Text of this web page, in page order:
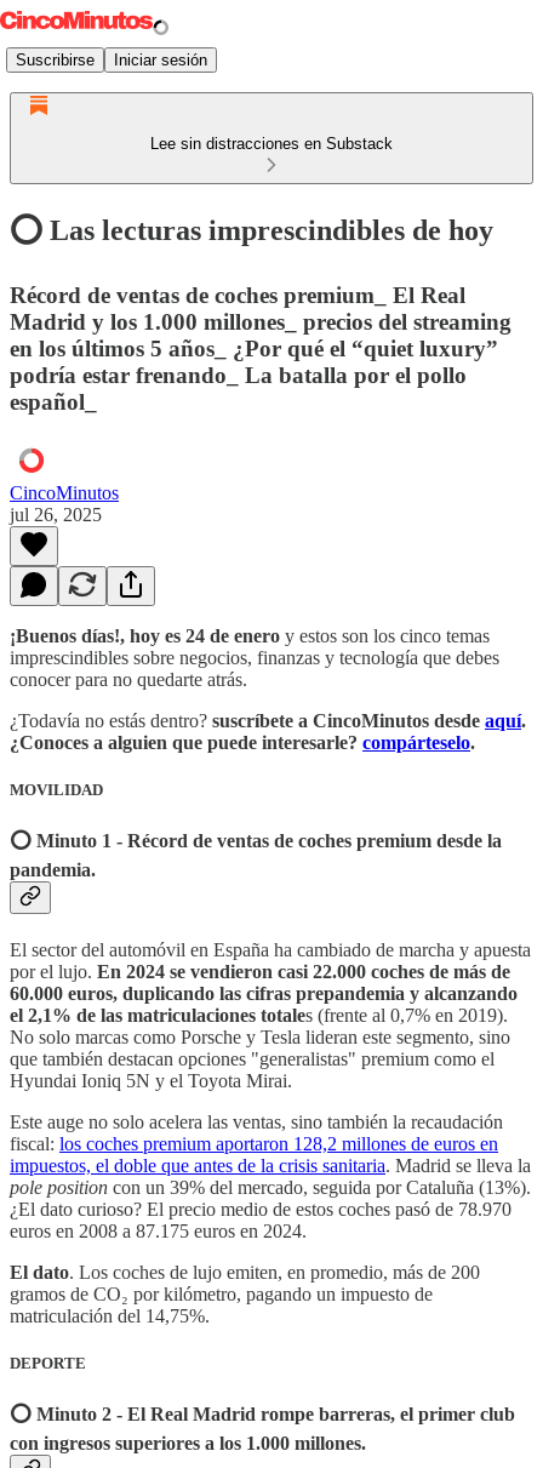
Suscribirse Iniciar sesión
Lee sin distracciones en Substack
⭕️ Las lecturas imprescindibles de hoy
Récord de ventas de coches premium_ El Real
Madrid y los 1.000 millones_ precios del streaming
en los últimos 5 años_ ¿Por qué el “quiet luxury”
podría estar frenando_ La batalla por el pollo
español_
CincoMinutos
jul 26, 2025
¡Buenos días!, hoy es 24 de enero y estos son los cinco temas
imprescindibles sobre negocios, finanzas y tecnología que debes
conocer para no quedarte atrás.
¿Todavía no estás dentro? suscríbete a CincoMinutos desde aquí.
¿Conoces a alguien que puede interesarle? compárteselo.
MOVILIDAD
⭕️ Minuto 1 - Récord de ventas de coches premium desde la
pandemia.
El sector del automóvil en España ha cambiado de marcha y apuesta
por el lujo. En 2024 se vendieron casi 22.000 coches de más de
60.000 euros, duplicando las cifras prepandemia y alcanzando
el 2,1% de las matriculaciones totales (frente al 0,7% en 2019).
No solo marcas como Porsche y Tesla lideran este segmento, sino
que también destacan opciones "generalistas" premium como el
Hyundai Ioniq 5N y el Toyota Mirai.
Este auge no solo acelera las ventas, sino también la recaudación
fiscal: los coches premium aportaron 128,2 millones de euros en
impuestos, el doble que antes de la crisis sanitaria. Madrid se lleva la
pole position con un 39% del mercado, seguida por Cataluña (13%).
¿El dato curioso? El precio medio de estos coches pasó de 78.970
euros en 2008 a 87.175 euros en 2024.
El dato. Los coches de lujo emiten, en promedio, más de 200
gramos de CO₂ por kilómetro, pagando un impuesto de
matriculación del 14,75%.
DEPORTE
⭕️ Minuto 2 - El Real Madrid rompe barreras, el primer club
con ingresos superiores a los 1.000 millones.